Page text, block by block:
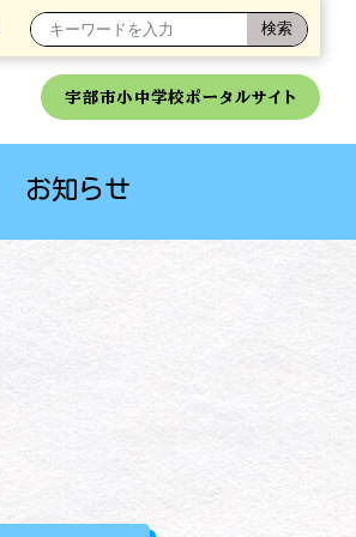
宇部市小中学校ポータルサイト
お知らせ